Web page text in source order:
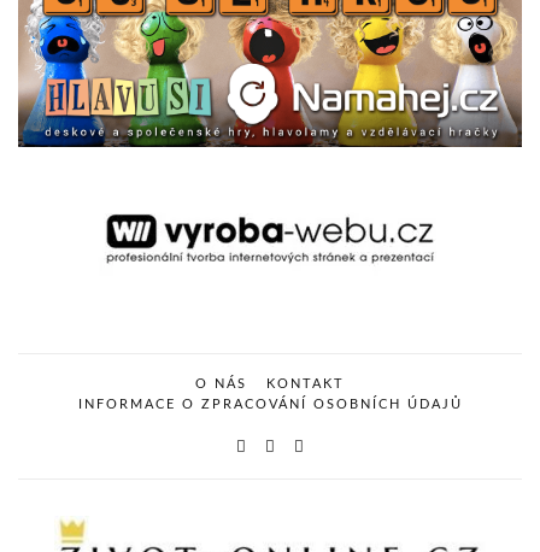
O NÁS
KONTAKT
INFORMACE O ZPRACOVÁNÍ OSOBNÍCH ÚDAJŮ